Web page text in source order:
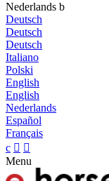
Nederlands b
Deutsch
Deutsch
Deutsch
Italiano
Polski
English
English
Nederlands
Español
Français
c  
Menu